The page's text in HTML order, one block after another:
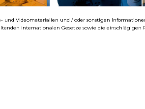
und Videomaterialien und / oder sonstigen
internationalen Gesetze sowie die einschlägigen